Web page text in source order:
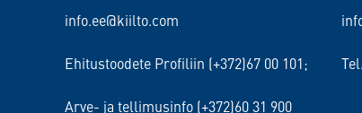
info.ee@kiilto.com
Ehitustoodete Profiliin (+372)67 00 101;
Arve- ja tellimusinfo (+372)60 31 900